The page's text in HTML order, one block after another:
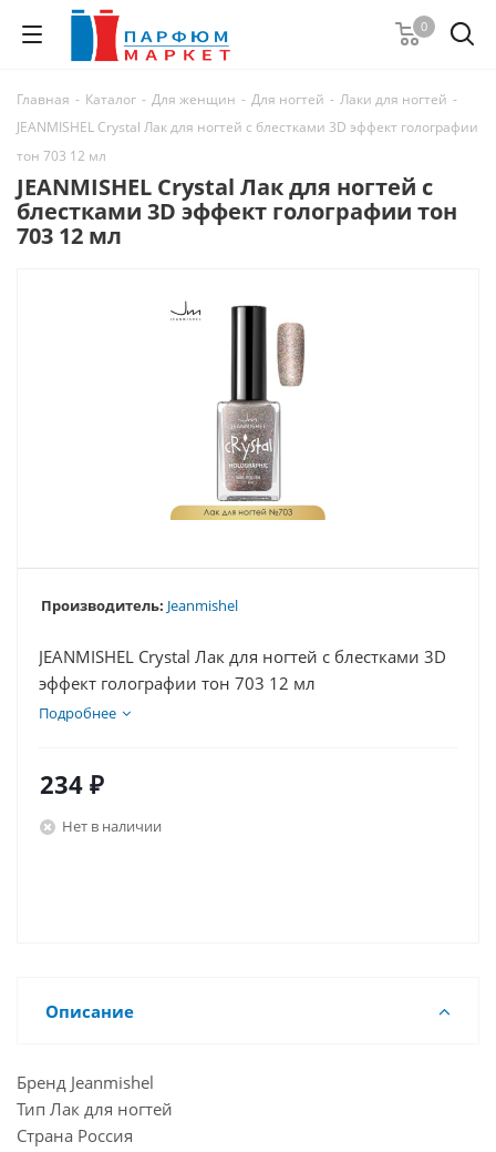
0
Главная - Каталог - Для женщин - Для ногтей - Лаки для ногтей -
JEANMISHEL Crystal Лак для ногтей с блестками 3D эффект голографии
тон 703 12 мл
JEANMISHEL Crystal Лак для ногтей с
блестками 3D эффект голографии тон
703 12 мл
Производитель: Jeanmishel
JEANMISHEL Crystal Лак для ногтей с блестками 3D
эффект голографии тон 703 12 мл
Подробнее
234 ₽
Нет в наличии
Описание
Бренд Jeanmishel
Тип Лак для ногтей
Страна Россия